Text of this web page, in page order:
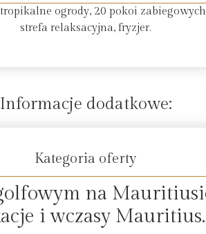
tropikalne ogrody, 20 pokoi
strefa relaksacyjna, fryzjer.
Informacje dodatkowe:
Kategoria oferty
na
i wczasy Mauritius.